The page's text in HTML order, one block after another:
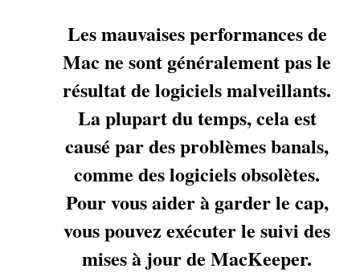
Les mauvaises performances de
Mac ne sont généralement pas le
résultat de logiciels malveillants.
La plupart du temps, cela est
causé par des problèmes banals,
comme des logiciels obsolètes.
Pour vous aider à garder le cap,
vous pouvez exécuter le suivi des
mises à jour de MacKeeper.